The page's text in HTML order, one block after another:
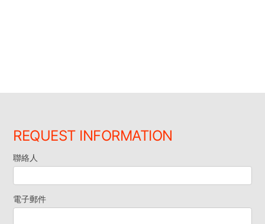
REQUEST INFORMATION
索
取
聯絡人
電子郵件